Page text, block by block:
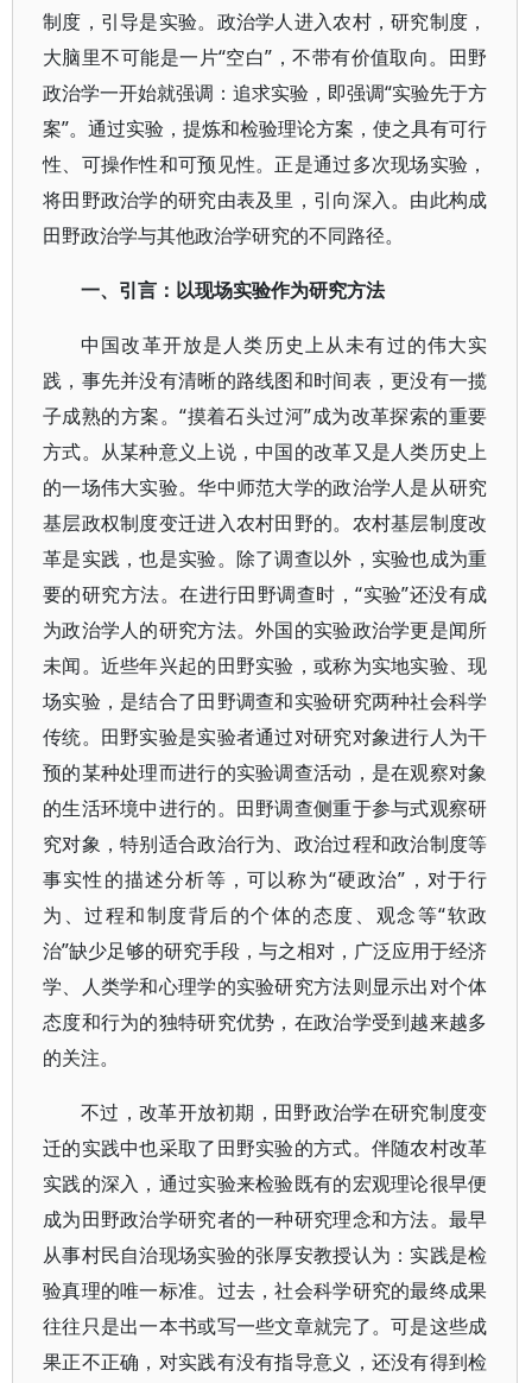
制度，引导是实验。政治学人进入农村，研究制度，
大脑里不可能是一片“空白”，不带有价值取向。田野
政治学一开始就强调：追求实验，即强调“实验先于方
案”。通过实验，提炼和检验理论方案，使之具有可行
性、可操作性和可预见性。正是通过多次现场实验，
将田野政治学的研究由表及里，引向深入。由此构成
田野政治学与其他政治学研究的不同路径。
一、引言：以现场实验作为研究方法
中国改革开放是人类历史上从未有过的伟大实
践，事先并没有清晰的路线图和时间表，更没有一揽
子成熟的方案。“摸着石头过河”成为改革探索的重要
方式。从某种意义上说，中国的改革又是人类历史上
的一场伟大实验。华中师范大学的政治学人是从研究
基层政权制度变迁进入农村田野的。农村基层制度改
革是实践，也是实验。除了调查以外，实验也成为重
要的研究方法。在进行田野调查时，“实验”还没有成
为政治学人的研究方法。外国的实验政治学更是闻所
未闻。近些年兴起的田野实验，或称为实地实验、现
场实验，是结合了田野调查和实验研究两种社会科学
传统。田野实验是实验者通过对研究对象进行人为干
预的某种处理而进行的实验调查活动，是在观察对象
的生活环境中进行的。田野调查侧重于参与式观察研
究对象，特别适合政治行为、政治过程和政治制度等
事实性的描述分析等，可以称为“硬政治”，对于行
为、过程和制度背后的个体的态度、观念等“软政
治”缺少足够的研究手段，与之相对，广泛应用于经济
学、人类学和心理学的实验研究方法则显示出对个体
态度和行为的独特研究优势，在政治学受到越来越多
的关注。
不过，改革开放初期，田野政治学在研究制度变
迁的实践中也采取了田野实验的方式。伴随农村改革
实践的深入，通过实验来检验既有的宏观理论很早便
成为田野政治学研究者的一种研究理念和方法。最早
从事村民自治现场实验的张厚安教授认为：实践是检
验真理的唯一标准。过去，社会科学研究的最终成果
往往只是出一本书或写一些文章就完了。可是这些成
果正不正确，对实践有没有指导意义，还没有得到检